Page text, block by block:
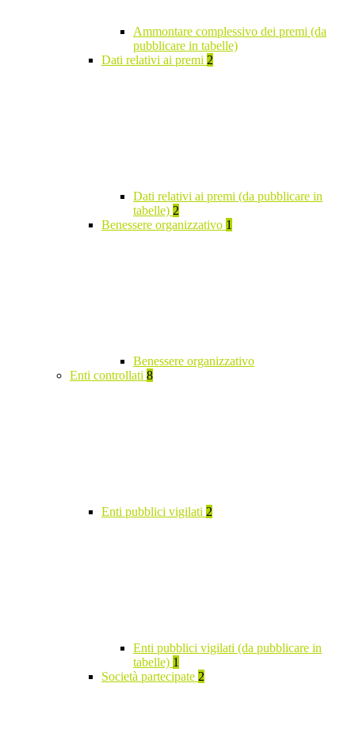
Ammontare complessivo dei premi (da
pubblicare in tabelle)
Dati relativi ai premi 2
Dati relativi ai premi (da pubblicare in
tabelle) 2
Benessere organizzativo 1
Benessere organizzativo
Enti controllati 8
Enti pubblici vigilati 2
Enti pubblici vigilati (da pubblicare in
tabelle) 1
Società partecipate 2